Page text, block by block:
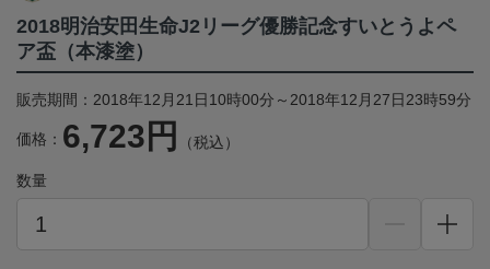
2018明治安田生命J2リーグ優勝記念すいとうよペ
ア盃（本漆塗）
販売期間：2018年12月21日10時00分～2018年12月27日23時59分
価格： 6,723円 （税込）
数量